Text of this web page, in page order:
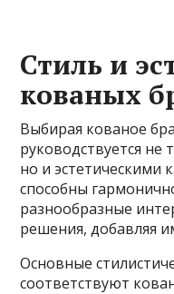
Стиль и
кованых
Выбирая кованое
руководствуется не
но и эстетическими
способны
разнообразные
решения, добавляя
Основные
соответствуют